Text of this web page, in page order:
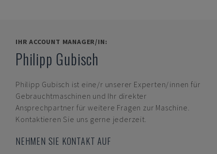
IHR ACCOUNT MANAGER/IN:
Philipp Gubisch
Philipp Gubisch ist eine/r unserer Experten/innen für
Gebrauchtmaschinen und Ihr direkter
Ansprechpartner für weitere Fragen zur Maschine.
Kontaktieren Sie uns gerne jederzeit.
NEHMEN SIE KONTAKT AUF